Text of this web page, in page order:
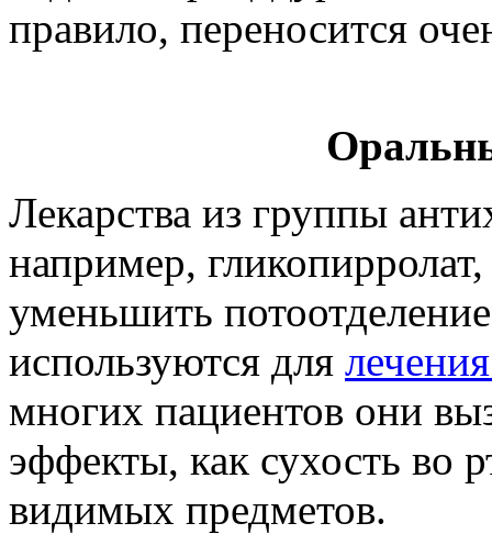
правило, переносится
Лекарства из группы
например,
уменьшить
используются для
многих пациентов они
эффекты, как сухость во
видимых предметов.